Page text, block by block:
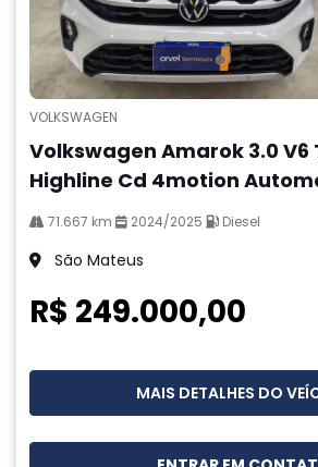
VOLKSWAGEN
Volkswagen Amarok 3.0 V6
Highline Cd 4motion
71.667 km 2024/2025 Diesel
São Mateus
R$ 249.000,00
MAIS DETALHES DO